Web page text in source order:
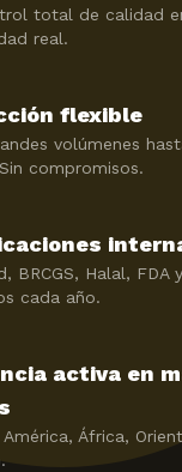
total de calidad
real.
flexible
volúmenes
compromisos.
BRCGS, Halal, FDA
cada año.
activa en
América, África,